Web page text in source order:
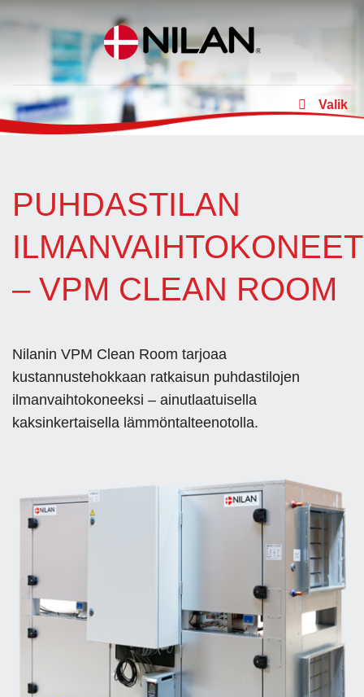
to
Valik
PUHDASTILAN
ILMANVAIHTOKONEET
– VPM CLEAN ROOM
Nilanin VPM Clean Room tarjoaa
kustannustehokkaan ratkaisun puhdastilojen
ilmanvaihtokoneeksi – ainutlaatuisella
kaksinkertaisella lämmöntalteenotolla.